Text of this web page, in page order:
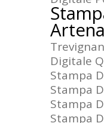
Artena
Digitale
Stampa
Stampa
Stampa
Stampa